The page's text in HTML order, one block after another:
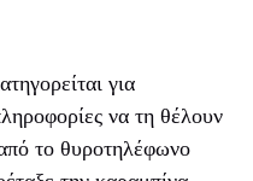
για
να τη θέλουν
το θυροτηλέφωνο